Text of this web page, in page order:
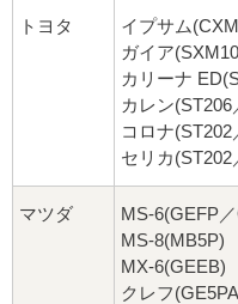
トヨタ
イプサム
ガイア
カリーナ
カレン
コロナ(ST202
セリカ(ST202
マツダ
MS-6(GEFP
MS-8(MB5P)
MX-6(GEEB)
クレフ